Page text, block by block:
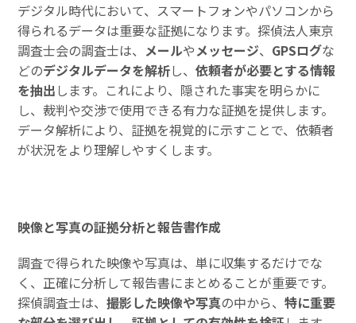
デジタル時代において、スマートフォンやパソコンから
得られるデータは重要な証拠になります。探偵法人東京
調査士会の調査士は、 メールやメッセージ、 GPSログな
どのデジタルデータを解析し、依頼者が必要とする情報
を抽出 します。これにより、隠された事実を明らかに
し、裁判や交渉で使用できる有力な証拠を提供します。
データ解析により、証拠を視覚的に示すことで、依頼者
が状況をより理解しやすくします。
映像と写真の証拠分析と報告書作成
調査で得られた映像や写真は、単に収集するだけでな
く、正確に分析して報告書にまとめることが重要です。
探偵調査士は、撮影した映像や写真の中から、特に重要